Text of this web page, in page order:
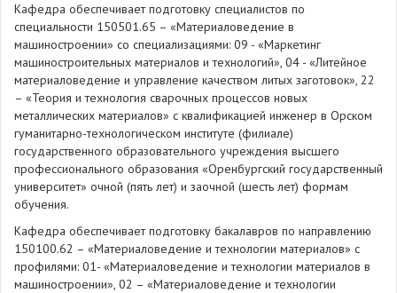
Кафедра обеспечивает подготовку специалистов по
специальности 150501.65 – «Материаловедение в
машиностроении» со специализациями: 09 - «Маркетинг
машиностроительных материалов и технологий», 04 - «Литейное
материаловедение и управление качеством литых заготовок», 22
– «Теория и технология сварочных процессов новых
металлических материалов» с квалификацией инженер в Орском
гуманитарно-технологическом институте (филиале)
государственного образовательного учреждения высшего
профессионального образования «Оренбургский государственный
университет» очной (пять лет) и заочной (шесть лет) формам
обучения.
Кафедра обеспечивает подготовку бакалавров по направлению
150100.62 – «Материаловедение и технологии материалов» с
профилями: 01- «Материаловедение и технологии материалов в
машиностроении», 02 – «Материаловедение и технологии